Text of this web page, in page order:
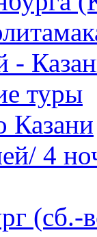
-
туры
Казани
4
(сб.-